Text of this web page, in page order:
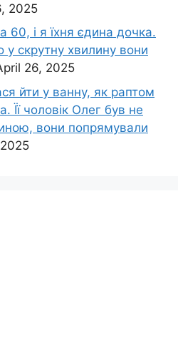
2025
60, і я їхня єдина дочка.
скрутну хвилину вони
26, 2025
йти у ванну, як раптом
Її чоловік Олег був не
вони попрямували